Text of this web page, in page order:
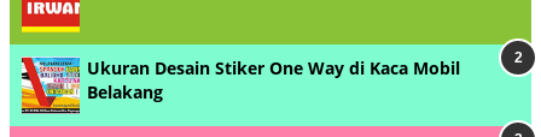
Ukuran Desain Stiker One Way di Kaca Mobil
Belakang